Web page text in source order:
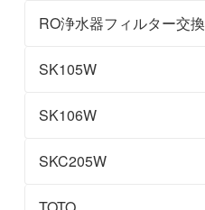
RO浄水器フィルター交換
SK105W
SK106W
SKC205W